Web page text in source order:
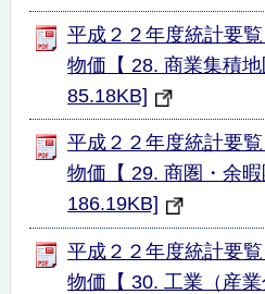
平成２２年度統計要
物価【 28. 商業集積
85.18KB]
平成２２年度統計要
物価【 29. 商圏・余
186.19KB]
平成２２年度統計要
物価【 30. 工業（産業